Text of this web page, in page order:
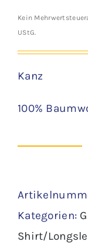
Kein
UStG.
Kanz
100%
80
-
Kanz
Kategorien:
Shirt/